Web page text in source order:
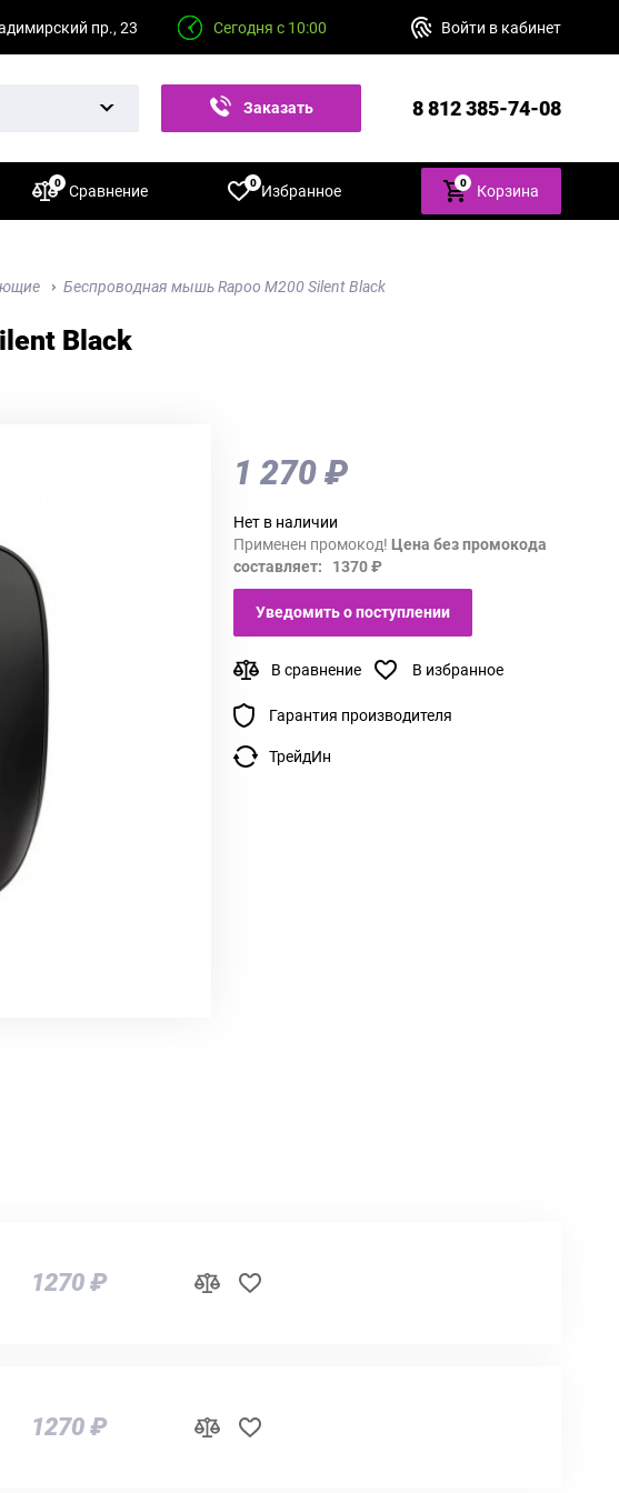
пр., 23 Сегодня с 10:00 Войти в кабинет
Заказать 8 812 385-74-08
Сравнение
0 Избранное
0 0 Корзина
Беспроводная мышь Rapoo M200 Silent Black
Black
1 270 ₽
Нет в наличии
Применен промокод! Цена без промокода
составляет: 1370 ₽
Уведомить о поступлении
В сравнение В избранное
Гарантия производителя
ТрейдИн
1270 ₽
1270 ₽